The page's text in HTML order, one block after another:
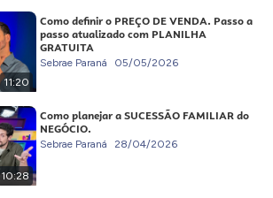
11:20
Como definir o PREÇO DE VENDA. Passo a
passo atualizado com PLANILHA
GRATUITA
Sebrae Paraná 05/05/2026
10:28
Como planejar a SUCESSÃO FAMILIAR do
NEGÓCIO.
Sebrae Paraná 28/04/2026